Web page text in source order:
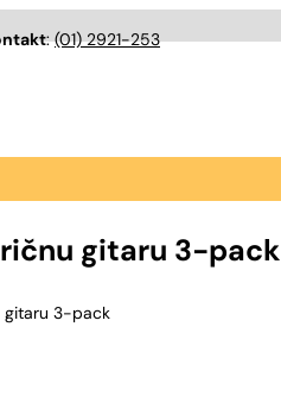
:(01) 2921-253
gitaru 3-pack
gitaru 3-pack